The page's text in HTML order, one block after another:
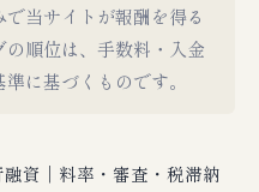
当サイトが報酬を得る
順位は、手数料・入金
に基づくものです。
資｜料率・審査・税滞納